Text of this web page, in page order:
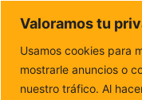
Valoramos tu
Usamos cookies para
mostrarle anuncios o
nuestro tráfico. Al
Tu
Inicio DEPORTES
El
primera vez Antigua en